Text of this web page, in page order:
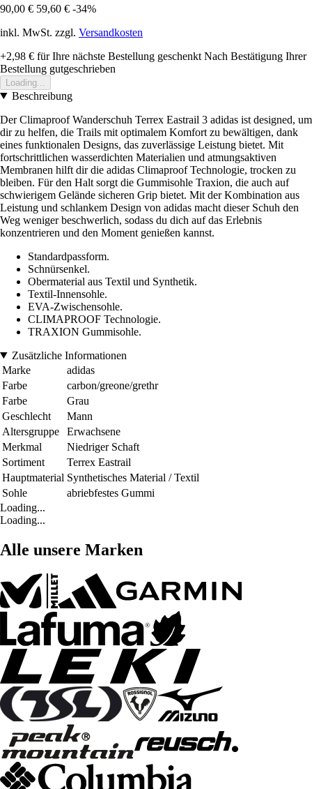
90,00 € 59,60 € -34%
inkl. MwSt. zzgl. Versandkosten
+2,98 € für Ihre nächste Bestellung geschenkt Nach Bestätigung Ihrer
Bestellung gutgeschrieben
Loading...
Beschreibung
Der Climaproof Wanderschuh Terrex Eastrail 3 adidas ist designed, um
dir zu helfen, die Trails mit optimalem Komfort zu bewältigen, dank
eines funktionalen Designs, das zuverlässige Leistung bietet. Mit
fortschrittlichen wasserdichten Materialien und atmungsaktiven
Membranen hilft dir die adidas Climaproof Technologie, trocken zu
bleiben. Für den Halt sorgt die Gummisohle Traxion, die auch auf
schwierigem Gelände sicheren Grip bietet. Mit der Kombination aus
Leistung und schlankem Design von adidas macht dieser Schuh den
Weg weniger beschwerlich, sodass du dich auf das Erlebnis
konzentrieren und den Moment genießen kannst.
Standardpassform.
Schnürsenkel.
Obermaterial aus Textil und Synthetik.
Textil-Innensohle.
EVA-Zwischensohle.
CLIMAPROOF Technologie.
TRAXION Gummisohle.
Zusätzliche Informationen
Marke
adidas
Farbe
carbon/greone/grethr
Farbe
Grau
Geschlecht
Mann
Altersgruppe
Erwachsene
Merkmal
Niedriger Schaft
Sortiment
Terrex Eastrail
Hauptmaterial Synthetisches Material / Textil
Sohle
abriebfestes Gummi
Loading...
Loading...
Alle unsere Marken